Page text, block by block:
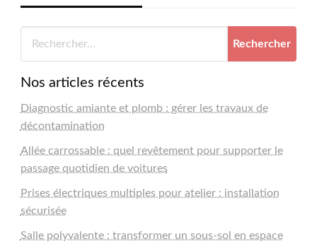
Nos articles récents
Diagnostic amiante et plomb : gérer les travaux de
décontamination
Allée carrossable : quel revêtement pour supporter le
passage quotidien de voitures
Prises électriques multiples pour atelier : installation
sécurisée
Salle polyvalente : transformer un sous-sol en espace